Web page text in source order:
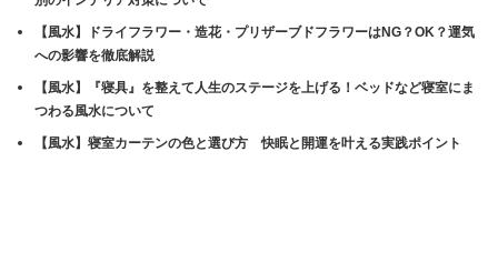
【風水】ドライフラワー・造花・プリザーブドフラワーはNG？OK？運気
への影響を徹底解説
【風水】『寝具』を整えて人生のステージを上げる！ベッドなど寝室にま
つわる風水について
【風水】寝室カーテンの色と選び方 快眠と開運を叶える実践ポイント